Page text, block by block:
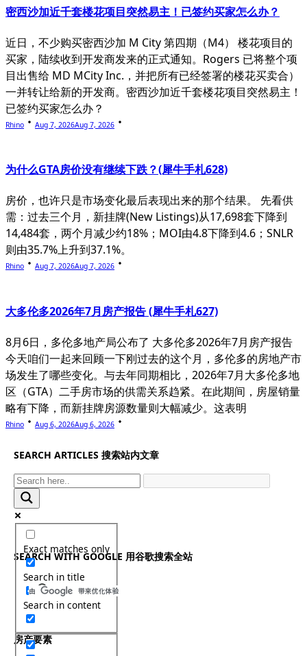
密西沙加近千套楼花项目突然易主！已签约买家怎么办？
近日，不少购买密西沙加 M City 第四期（M4） 楼花项目的
买家，陆续收到开发商发来的正式通知。Rogers 已将整个项
目出售给 MD MCity Inc.，并把所有已经签署的楼花买卖合）
一并转让给新的开发商。密西沙加近千套楼花项目突然易主！
已签约买家怎么办？
Rhino Aug 7, 2026Aug 7, 2026
为什么GTA房价没有继续下跌？(犀牛手札628)
房价，也许只是市场变化最后表现出来的那个结果。 先看供
需：过去三个月，新挂牌(New Listings)从17,698套下降到
14,484套，两个月减少约18%；MOI由4.8下降到4.6；SNLR
则由35.7%上升到37.1%。
Rhino Aug 7, 2026Aug 7, 2026
大多伦多2026年7月房产报告 (犀牛手札627)
8月6日，多伦多地产局公布了 大多伦多2026年7月房产报告
今天咱们一起来回顾一下刚过去的这个月，多伦多的房地产市
场发生了哪些变化。与去年同期相比，2026年7月大多伦多地
区（GTA）二手房市场的供需关系趋紧。在此期间，房屋销量
略有下降，而新挂牌房源数量则大幅减少。这表明
Rhino Aug 6, 2026Aug 6, 2026
SEARCH ARTICLES 搜索站内文章
Exact matches only
Search in title
Search in content
SEARCH WITH GOOGLE 用谷歌搜索全站
房产要素